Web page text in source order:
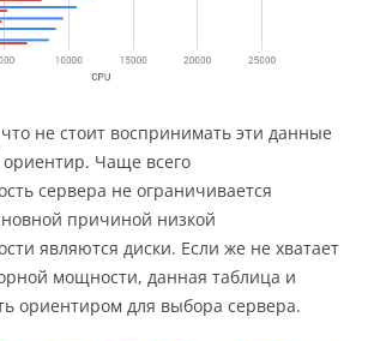
не стоит воспринимать эти данные
ориентир. Чаще всего
сервера не ограничивается
причиной низкой
являются диски. Если же не хватает
мощности, данная таблица и
ориентиром для выбора сервера.